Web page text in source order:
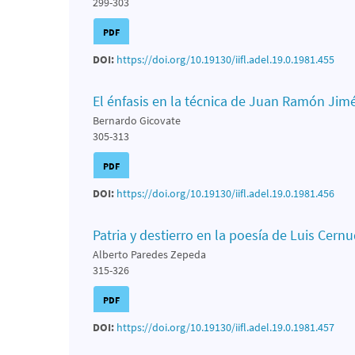
PDF
DOI: https://doi.org/10.19130/iifl.adel.19.0.1981.455
El énfasis en la técnica de Juan Ramón
Bernardo Gicovate
305-313
PDF
DOI: https://doi.org/10.19130/iifl.adel.19.0.1981.456
Patria y destierro en la poesía de Luis
Alberto Paredes Zepeda
315-326
PDF
DOI: https://doi.org/10.19130/iifl.adel.19.0.1981.457